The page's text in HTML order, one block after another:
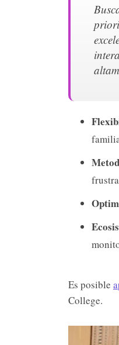
Es posible
College.